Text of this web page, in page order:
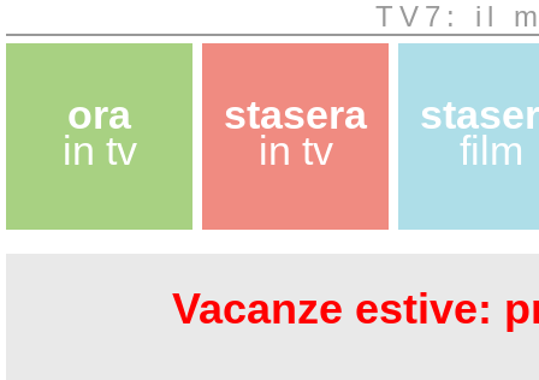
TV7: il
ora
in tv
stasera
in tv
film
Vacanze estive: